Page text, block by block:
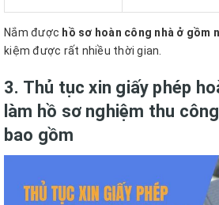
Nắm được hồ sơ hoàn công nhà ở gồm
kiệm được rất nhiều thời gian.
3. Thủ tục xin giấy phép
làm hồ sơ nghiệm thu
bao gồm